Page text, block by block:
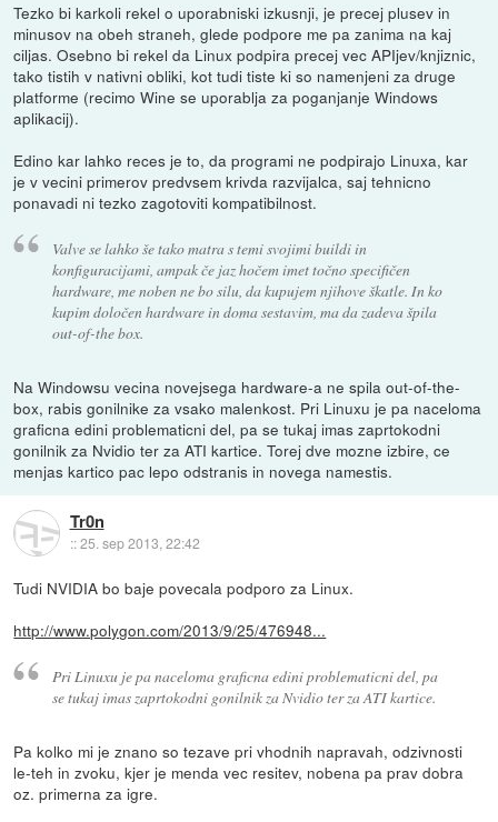
Tezko bi karkoli rekel o uporabniski izkusnji, je precej plusev in
minusov na obeh straneh, glede podpore me pa zanima na kaj
ciljas. Osebno bi rekel da Linux podpira precej vec APIjev/knjiznic,
tako tistih v nativni obliki, kot tudi tiste ki so namenjeni za druge
platforme (recimo Wine se uporablja za poganjanje Windows
aplikacij).
Edino kar lahko reces je to, da programi ne podpirajo Linuxa, kar
je v vecini primerov predvsem krivda razvijalca, saj tehnicno
ponavadi ni tezko zagotoviti kompatibilnost.
Valve se lahko še tako matra s temi svojimi buildi in
konfiguracijami, ampak če jaz hočem imet točno specifičen
hardware, me noben ne bo silu, da kupujem njihove škatle. In ko
kupim določen hardware in doma sestavim, ma da zadeva špila
out-of-the box.
Na Windowsu vecina novejsega hardware-a ne spila out-of-the-
box, rabis gonilnike za vsako malenkost. Pri Linuxu je pa naceloma
graficna edini problematicni del, pa se tukaj imas zaprtokodni
gonilnik za Nvidio ter za ATI kartice. Torej dve mozne izbire, ce
menjas kartico pac lepo odstranis in novega namestis.
Tr0n
::25. sep 2013, 22:42
Tudi NVIDIA bo baje povecala podporo za Linux.
http://www.polygon.com/2013/9/25/476948...
Pri Linuxu je pa naceloma graficna edini problematicni del, pa
se tukaj imas zaprtokodni gonilnik za Nvidio ter za ATI kartice.
Pa kolko mi je znano so tezave pri vhodnih napravah, odzivnosti
le-teh in zvoku, kjer je menda vec resitev, nobena pa prav dobra
oz. primerna za igre.